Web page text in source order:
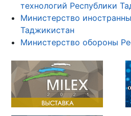
технологий Республики
Министерство
Таджикистан
Министерство обороны